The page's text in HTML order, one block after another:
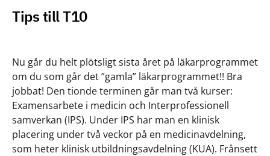
Tips till T10
Nu går du helt plötsligt sista året på läkarprogrammet
om du som går det ”gamla” läkarprogrammet!! Bra
jobbat! Den tionde terminen går man två kurser:
Examensarbete i medicin och Interprofessionell
samverkan (IPS). Under IPS har man en klinisk
placering under två veckor på en medicinavdelning,
som heter klinisk utbildningsavdelning (KUA). Frånsett